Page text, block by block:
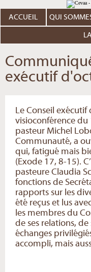
au
contenu.
Aller
personnels
ACCUEIL QUI
exécutif
Le Conseil exécutif
visioconférence
pasteur Michel
Communauté, a
qui, fatigué mais
(Exode 17, 8-15).​
pasteure Claudia
fonctions de
rapports sur les
été reçus et lus
les membres du
de ses relations,
échanges
accompli, mais